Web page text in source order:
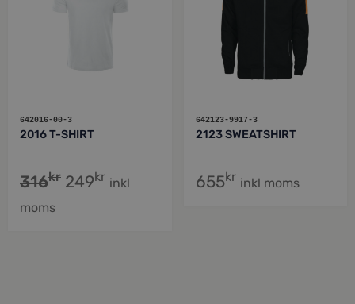
642016-00-3
2016 T-SHIRT
316kr 249kr inkl
moms
642123-9917-3
2123 SWEATSHIRT
655kr inkl moms